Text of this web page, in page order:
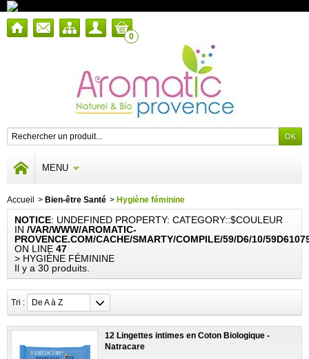
0
MENU
Accueil > Bien-être Santé > Hygiène féminine
NOTICE: UNDEFINED PROPERTY: CATEGORY::$COULEUR
IN /VAR/WWW/AROMATIC-
PROVENCE.COM/CACHE/SMARTY/COMPILE/59/D6/10/
ON LINE 47
> HYGIÈNE FÉMININE
Il y a 30 produits.
Tri : De A à Z
12 Lingettes intimes en Coton Biologique -
Natracare